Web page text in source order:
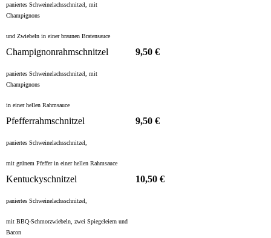
paniertes Schweinelachsschnitzel, mit
Champignons
und Zwiebeln in einer braunen Bratensauce
Champignonrahmschnitzel
paniertes Schweinelachsschnitzel, mit
Champignons
in einer hellen Rahmsauce
9,50 €
Pfefferrahmschnitzel
paniertes Schweinelachsschnitzel,
mit grünem Pfeffer in einer hellen Rahmsauce
9,50 €
Kentuckyschnitzel
paniertes Schweinelachsschnitzel,
mit BBQ-Schmorzwiebeln, zwei Spiegeleiern und
Bacon
10,50 €